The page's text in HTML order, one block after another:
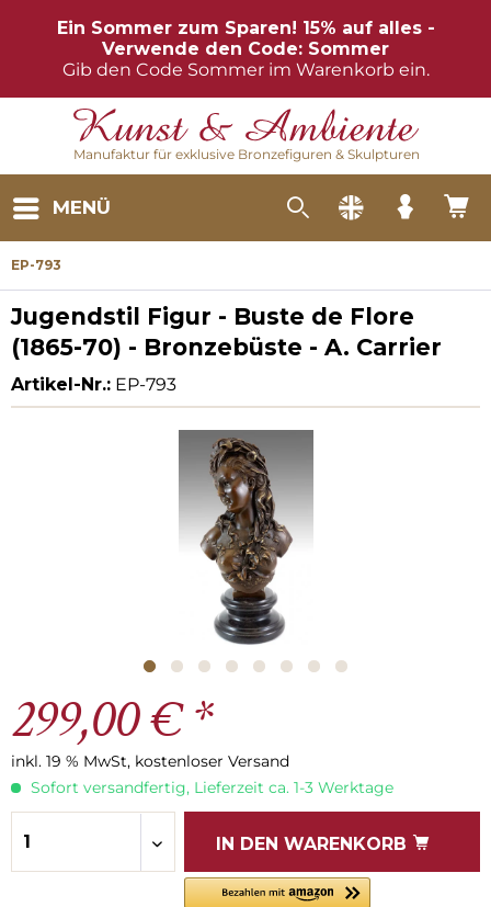
Ein Sommer zum Sparen! 15% auf alles -
Verwende den Code: Sommer
Gib den Code Sommer im Warenkorb ein.
Manufaktur für exklusive Bronzefiguren & Skulpturen
MENÜ
EP-793
Jugendstil Figur - Buste de Flore
(1865-70) - Bronzebüste - A. Carrier
Artikel-Nr.: EP-793
299,00 € *
inkl. 19 % MwSt, kostenloser Versand
Sofort versandfertig, Lieferzeit ca. 1-3 Werktage
IN DEN WARENKORB